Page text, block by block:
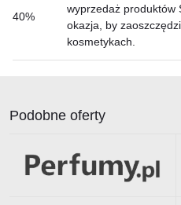
40%
wyprzedaż produktów
okazja, by
kosmetykach.
Podobne oferty